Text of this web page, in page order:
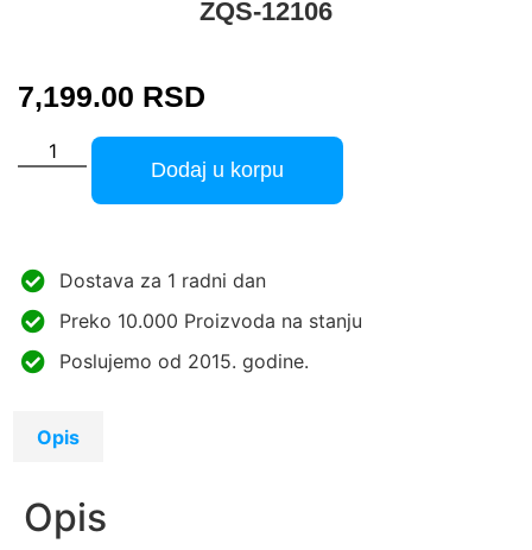
ZQS-12106
7,199.00 RSD
Dodaj u korpu
Dostava za 1 radni dan
Preko 10.000 Proizvoda na stanju
Poslujemo od 2015. godine.
Opis
Opis